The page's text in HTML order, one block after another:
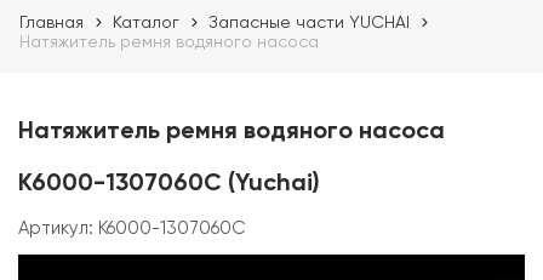
Главная Каталог
Запасные части YUCHAI
Натяжитель ремня водяного насоса
Натяжитель ремня водяного насоса
K6000-1307060C (Yuchai)
Артикул: K6000-1307060C